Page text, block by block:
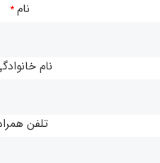
تعمیرات با مدرک به یک ضرورت
تعمیرات موبایل در این
نام *
نام
تلفن